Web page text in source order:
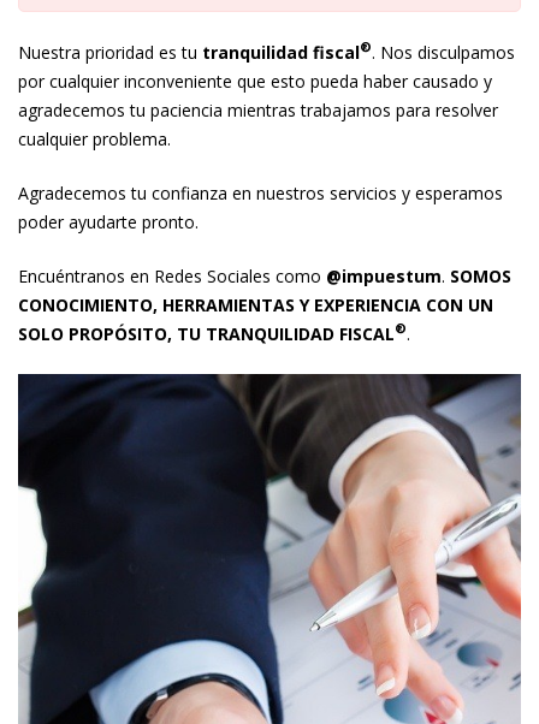
Nuestra prioridad es tu tranquilidad fiscal®. Nos disculpamos
por cualquier inconveniente que esto pueda haber causado y
agradecemos tu paciencia mientras trabajamos para resolver
cualquier problema.
Agradecemos tu confianza en nuestros servicios y esperamos
poder ayudarte pronto.
Encuéntranos en Redes Sociales como @impuestum. SOMOS
CONOCIMIENTO, HERRAMIENTAS Y EXPERIENCIA CON UN
SOLO PROPÓSITO, TU TRANQUILIDAD FISCAL®.